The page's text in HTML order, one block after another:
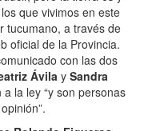
que vivimos en este
tucumano, a través de
oficial de la Provincia.
con las dos
Ávila y Sandra
la ley “y son personas